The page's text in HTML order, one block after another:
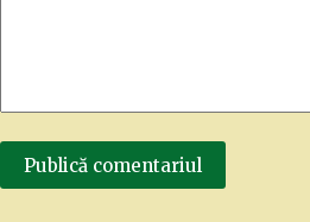
Publică comentariul